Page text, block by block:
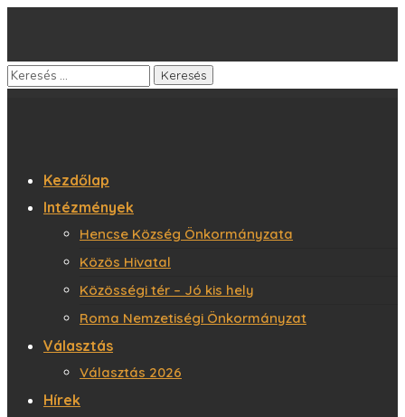
Kezdőlap
Intézmények
Hencse Község Önkormányzata
Közös Hivatal
Közösségi tér – Jó kis hely
Roma Nemzetiségi Önkormányzat
Választás
Választás 2026
Hírek